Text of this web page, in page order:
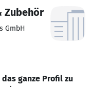
Zubehör
GmbH
ganze Profil zu